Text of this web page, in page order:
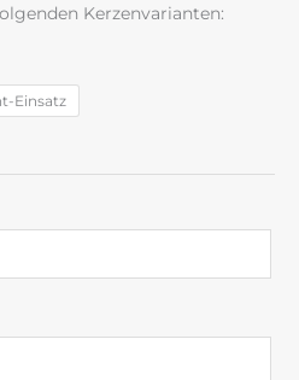
Kerzenvarianten:
Einsatz